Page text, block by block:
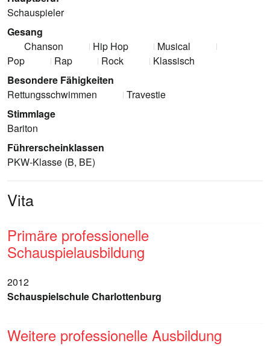
Schauspieler
Gesang
Chanson
Hip Hop
Musical
Pop
Rap Rock
Klassisch
Besondere Fähigkeiten
Rettungsschwimmen
Travestie
Stimmlage
Bariton
Führerscheinklassen
PKW-Klasse (B, BE)
Vita
Primäre professionelle
Schauspielausbildung
2012
Schauspielschule Charlottenburg
Weitere professionelle Ausbildung